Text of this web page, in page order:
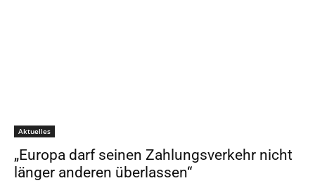
Aktuelles
„Europa darf seinen Zahlungsverkehr nicht
länger anderen überlassen“